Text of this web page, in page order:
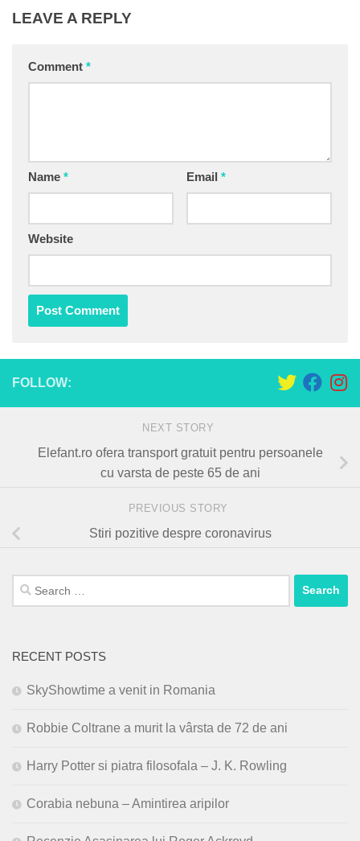
LEAVE A REPLY
Comment *
Name * Email *
Website
FOLLOW:
NEXT STORY
Elefant.ro ofera transport gratuit pentru persoanele
cu varsta de peste 65 de ani
PREVIOUS STORY
Stiri pozitive despre coronavirus
Search
for:
RECENT POSTS
SkyShowtime a venit in Romania
Robbie Coltrane a murit la vârsta de 72 de ani
Harry Potter si piatra filosofala – J. K. Rowling
Corabia nebuna – Amintirea aripilor